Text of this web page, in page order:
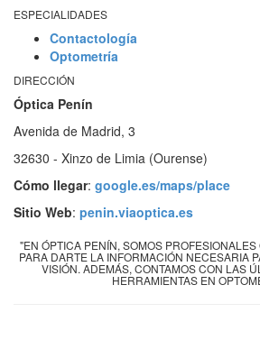
ESPECIALIDADES
Contactología
Optometría
DIRECCIÓN
Óptica Penín
Avenida de Madrid, 3
32630 - Xinzo de Limia (Ourense)
Cómo llegar: google.es/maps/place
Sitio Web: penin.viaoptica.es
"EN ÓPTICA PENÍN, SOMOS
PARA DARTE LA INFORMACIÓN NECESARIA
VISIÓN. ADEMÁS, CONTAMOS CON LAS
HERRAMIENTAS EN